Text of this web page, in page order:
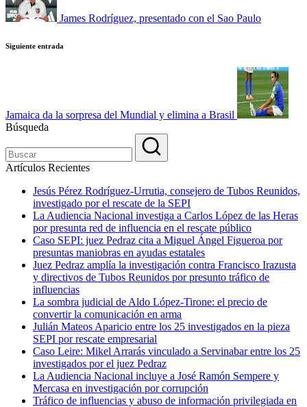
James Rodríguez, presentado con el Sao Paulo
Siguiente entrada
Jamaica da la sorpresa del Mundial y elimina a Brasil
Búsqueda
Artículos Recientes
Jesús Pérez Rodríguez-Urrutia, consejero de Tubos Reunidos,
investigado por el rescate de la SEPI
La Audiencia Nacional investiga a Carlos López de las Heras
por presunta red de influencia en el rescate público
Caso SEPI: juez Pedraz cita a Miguel Ángel Figueroa por
presuntas maniobras en ayudas estatales
Juez Pedraz amplía la investigación contra Francisco Irazusta
y directivos de Tubos Reunidos por presunto tráfico de
influencias
La sombra judicial de Aldo López-Tirone: el precio de
convertir la comunicación en arma
Julián Mateos Aparicio entre los 25 investigados en la pieza
SEPI por rescate empresarial
Caso Leire: Mikel Arrarás vinculado a Servinabar entre los 25
investigados por el juez Pedraz
La Audiencia Nacional incluye a José Ramón Sempere y
Mercasa en investigación por corrupción
Tráfico de influencias y abuso de información privilegiada en